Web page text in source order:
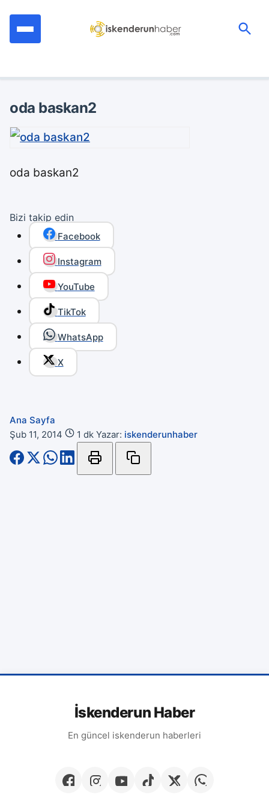
oda baskan2
oda baskan2
Bizi takip edin
Facebook
Instagram
YouTube
TikTok
WhatsApp
X
Ana Sayfa
Şub 11, 2014
1 dk Yazar: iskenderunhaber
İskenderun Haber
En güncel iskenderun haberleri